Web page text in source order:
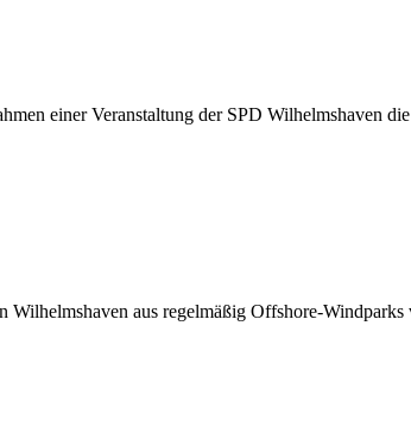
einer Veranstaltung der SPD Wilhelmshaven
aus regelmäßig Offshore-